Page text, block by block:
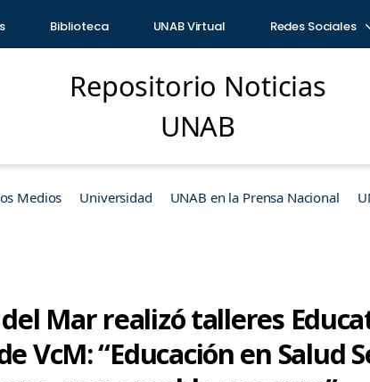
Biblioteca UNAB Virtual Redes Sociales
Repositorio Noticias
UNAB
Medios Universidad UNAB en la Prensa Nacional
Mar realizó talleres
VcM: “Educación en Salud